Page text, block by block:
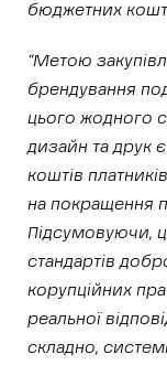
бюджетних
“Метою
брендування
цього жодного
дизайн та друк
коштів
на покращення
Підсумовуючи,
стандартів
корупційних
реальної
складно,